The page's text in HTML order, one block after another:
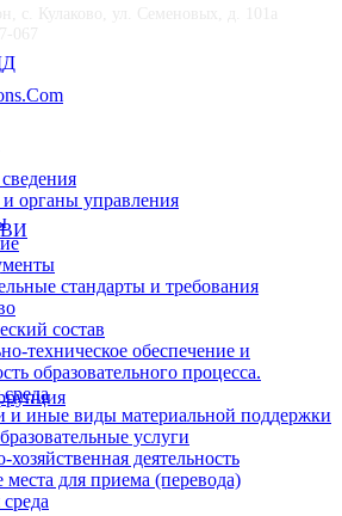
органы управления
стандарты и требования
состав
техническое обеспечение и
образовательного процесса.
и иные виды материальной поддержки
услуги
деятельность
для приема (перевода)